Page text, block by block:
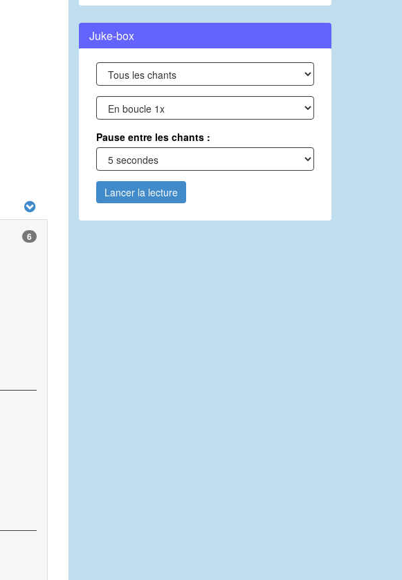
6
Juke-box
Pause entre les chants :
Lancer la lecture